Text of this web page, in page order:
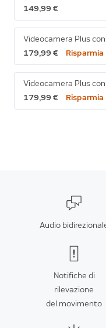
149,99 €
Videocamera Plus
179,99 €
Videocamera Plus
179,99 €
Audio
Notifiche di
rilevazione
del movimento